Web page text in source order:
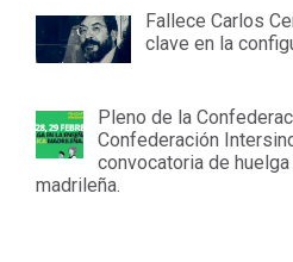
Fallece Carlos
clave en la
Pleno de la
Confederación
convocatoria de
madrileña.